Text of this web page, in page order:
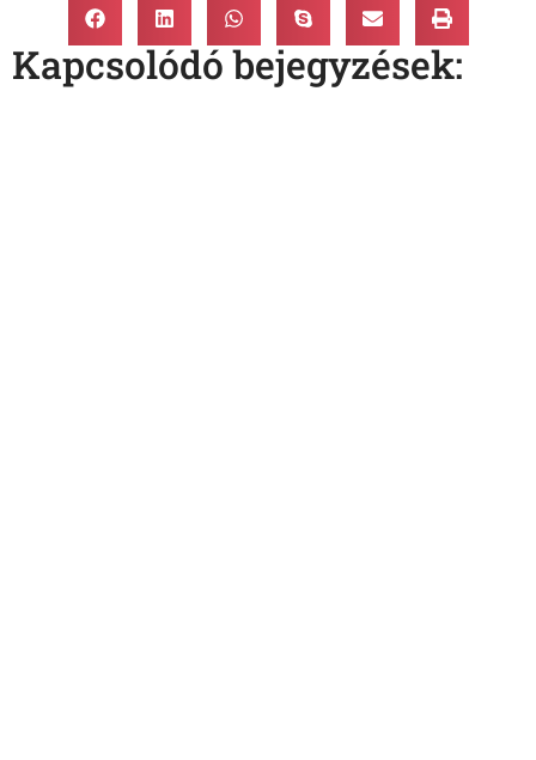
Kapcsolódó bejegyzések: